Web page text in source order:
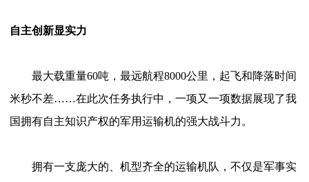
自主创新显实力
最大载重量60吨，最远航程8000公里，起飞和降落时间
米秒不差……在此次任务执行中，一项又一项数据展现了我
国拥有自主知识产权的军用运输机的强大战斗力。
拥有一支庞大的、机型齐全的运输机队，不仅是军事实